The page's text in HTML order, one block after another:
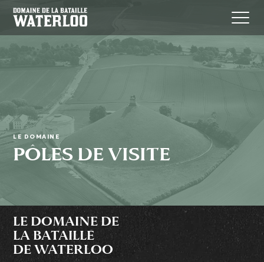
LE DOMAINE
PÔLES DE VISITE
LE DOMAINE DE
LA BATAILLE
DE WATERLOO